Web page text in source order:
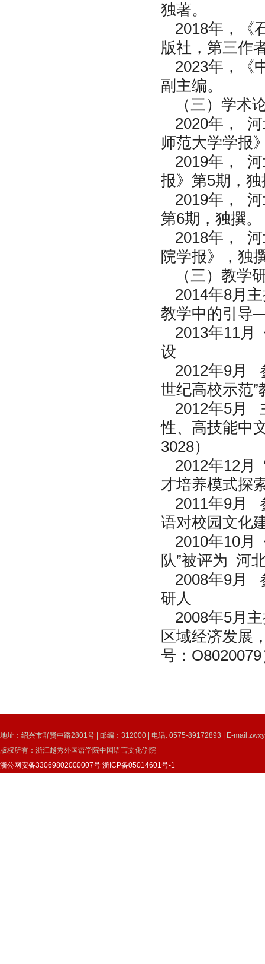
独著。
2018年，《
版社，第三作
2023年，《
副主编。
（三）学术
2020年，
师范大学学报
2019年，
报》第5期，
2019年，
第6期，独撰。
2018年，
院学报》，独
（三）教学
2014年8月
教学中的引导
2013年11月
设
2012年9月
世纪高校示范
2012年5月
性、高技能中
3028）
2012年12月
才培养模式探
2011年9月
语对校园文化
2010年10月
队”被评为 河
2008年9月
研人
2008年5月
区域经济发展
号：
地址：绍兴市群贤中路2801号 | 邮编：312000 | 电话: 0575-89172893 | E-
版权所有：浙江越秀外国语学院中国语言文化学院
浙公网安备33069802000007号 浙ICP备05014601号-1